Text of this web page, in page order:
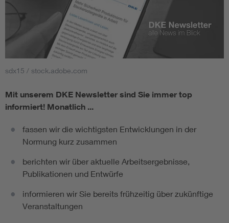
sdx15 / stock.adobe.com
Mit unserem DKE Newsletter sind Sie immer top
informiert! Monatlich ...
fassen wir die wichtigsten Entwicklungen in der
Normung kurz zusammen
berichten wir über aktuelle Arbeitsergebnisse,
Publikationen und Entwürfe
informieren wir Sie bereits frühzeitig über zukünftige
Veranstaltungen